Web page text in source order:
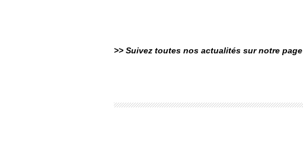
>> Suivez toutes nos actualités sur notre page